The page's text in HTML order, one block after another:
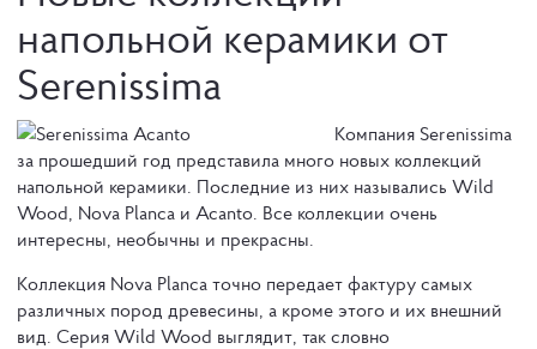
напольной керамики от
Serenissima
Компания Serenissima
за прошедший год представила много новых коллекций
напольной керамики. Последние из них назывались Wild
Wood, Nova Planca и Acanto. Все коллекции очень
интересны, необычны и прекрасны.
Коллекция Nova Planca точно передает фактуру самых
различных пород древесины, а кроме этого и их внешний
вид. Серия Wild Wood выглядит, так словно